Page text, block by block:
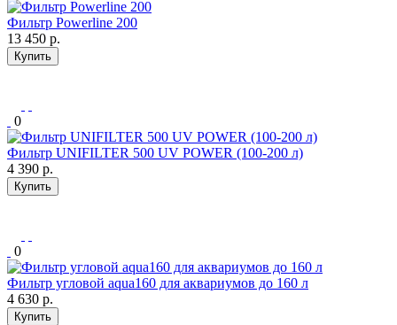
Фильтр Powerline 200
13 450 р.
Купить
0
Фильтр UNIFILTER 500 UV POWER (100-200 л)
4 390 р.
Купить
0
Фильтр угловой aqua160 для аквариумов до 160 л
4 630 р.
Купить